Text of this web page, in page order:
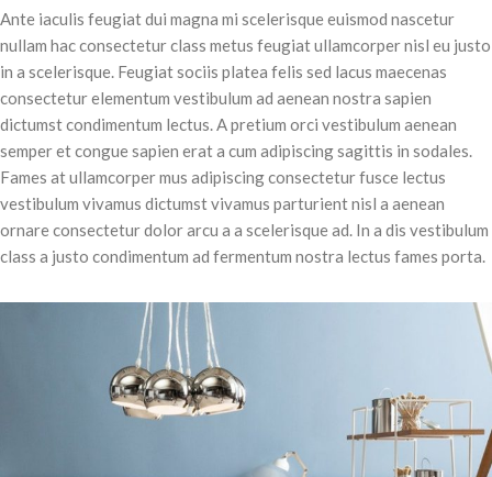
Ante iaculis feugiat dui magna mi scelerisque euismod nascetur
nullam hac consectetur class metus feugiat ullamcorper nisl eu justo
in a scelerisque. Feugiat sociis platea felis sed lacus maecenas
consectetur elementum vestibulum ad aenean nostra sapien
dictumst condimentum lectus. A pretium orci vestibulum aenean
semper et congue sapien erat a cum adipiscing sagittis in sodales.
Fames at ullamcorper mus adipiscing consectetur fusce lectus
vestibulum vivamus dictumst vivamus parturient nisl a aenean
ornare consectetur dolor arcu a a scelerisque ad. In a dis vestibulum
class a justo condimentum ad fermentum nostra lectus fames porta.